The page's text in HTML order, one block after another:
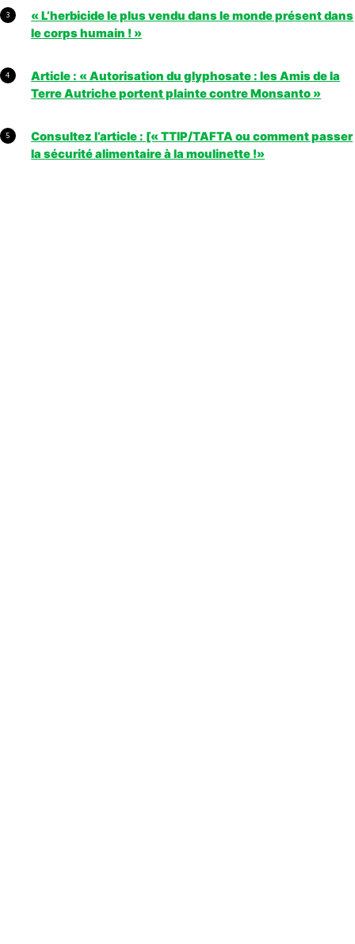
3
« L’herbicide le plus vendu dans le monde présent dans
le corps humain ! »
4
Article : « Autorisation du glyphosate : les Amis de la
Terre Autriche portent plainte contre Monsanto »
5
Consultez l’article : [« TTIP/TAFTA ou comment passer
la sécurité alimentaire à la moulinette !»